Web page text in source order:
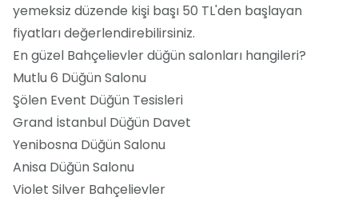
yemeksiz düzende kişi başı 50 TL'den başlayan
fiyatları değerlendirebilirsiniz.
En güzel Bahçelievler düğün salonları hangileri?
Mutlu 6 Düğün Salonu
Şölen Event Düğün Tesisleri
Grand İstanbul Düğün Davet
Yenibosna Düğün Salonu
Anisa Düğün Salonu
Violet Silver Bahçelievler